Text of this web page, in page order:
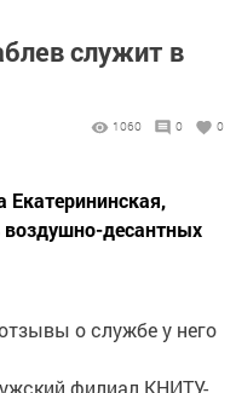
служит в
1060 0 0
Екатерининская,
воздушно-десантных
о службе у него
филиал КНИТУ-